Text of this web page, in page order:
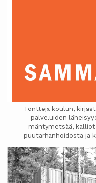
Tontteja koulun,
palveluiden
mäntymetsää,
puutarhanhoidosta ja